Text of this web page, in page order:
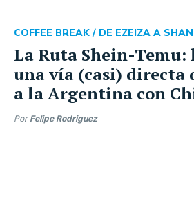
La Ruta Shein-
una vía (casi) directa
a la Argentina con
COFFEE BREAK / DE EZEIZA A
Por Felipe Rodriguez